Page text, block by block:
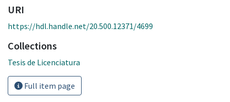
URI
https://hdl.handle.net/20.500.12371/4699
Collections
Tesis de Licenciatura
Full item page